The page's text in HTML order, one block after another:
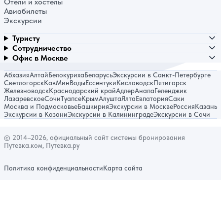
Авиабилеты
Экскурсии
Туристу
Сотрудничество
Офис в Москве
АбхазияАлтайБелокурихаБеларусьЭкскурсии в Санкт-Петербурге
СветлогорскКавМинВодыЕссентукиКисловодскПятигорск
ЖелезноводскКраснодарский крайАдлерАнапаГеленджик
ЛазаревскоеСочиТуапсеКрымАлуштаЯлтаЕвпаторияСаки
Москва и ПодмосковьеБашкирияЭкскурсии в МосквеРоссияКазань
Экскурсии в КазаниЭкскурсии в КалининградеЭкскурсии в Сочи
© 2014–2026, официальный сайт системы бронирования
Путевка.ком, Путевка.ру
Политика конфиденциальностиКарта сайта